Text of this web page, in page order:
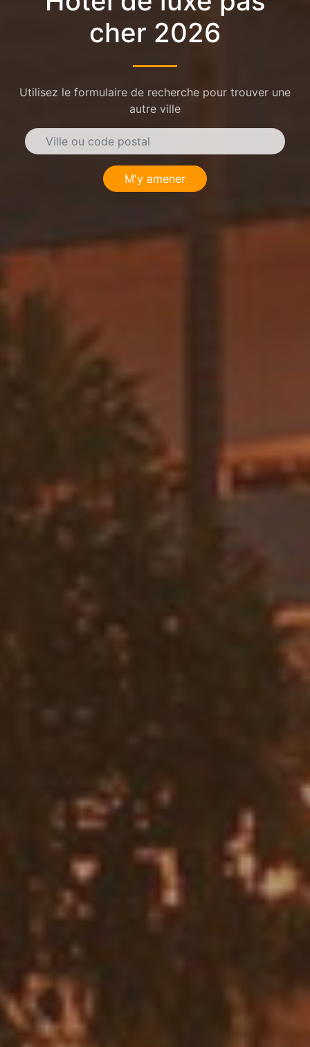
cher 2026
Utilisez le formulaire de recherche pour trouver une
autre ville
M'y amener